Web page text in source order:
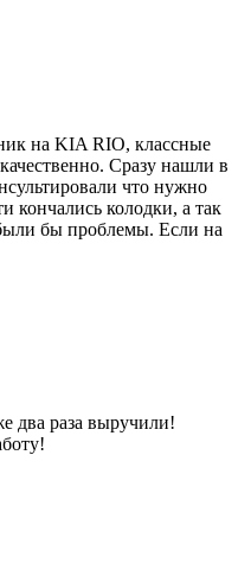
на KIA RIO, классные
Сразу нашли в
что нужно
кончались колодки, а так
бы проблемы. Если на
два раза выручили!